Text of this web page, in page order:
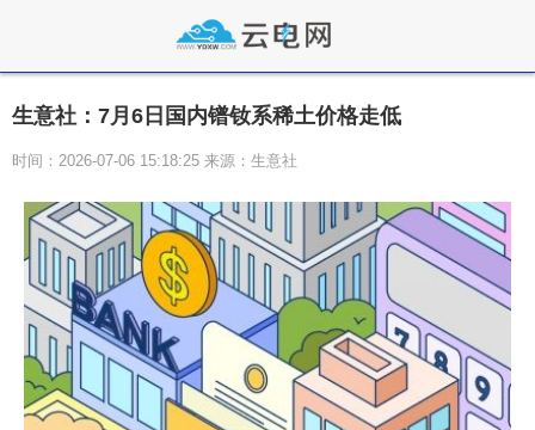
生意社：7月6日国内镨钕系稀土价格走低
时间：2026-07-06 15:18:25 来源：生意社